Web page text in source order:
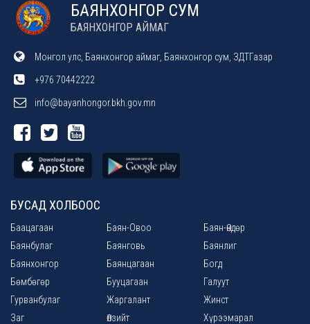
БАЯНХОНГОР СУМ
БАЯНХОНГОР АЙМАГ
Монгол улс, Баянхонгор аймаг, Баянхонгор сум, ЗДТГазар
+976 70442222
info@bayanhongor.bkh.gov.mn
БУСАД ХОЛБООС
Баацагаан Баян-Овоо
Баян-Өндөр
Баянбулаг
Баянговь
Баянлиг
Баянхонгор
Баянцагаан
Богд
Бөмбөгөр
Бууцагаан
Галуут
Гурванбулаг
Жаргалант
Жинст
Заг
Өлзийт Хүрээмарал